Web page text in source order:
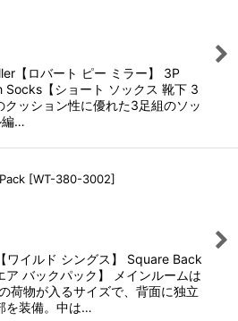
【ロバート ピー ミラー】 3P
Socks【ショート ソックス 靴下 3
クッション性に優れた3足組のソッ
編…
[WT-380-3002]
ワイルド シングス】 Square Back
ア バックパック】 メインルームは
荷物が入るサイズで、背面に独立
を装備。中は…